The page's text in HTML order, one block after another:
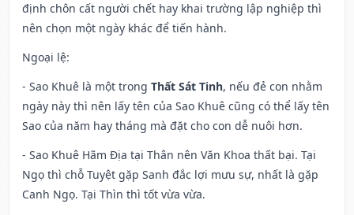
định chôn cất người chết hay khai trường lập nghiệp thì
nên chọn một ngày khác để tiến hành.
Ngoại lệ:
- Sao Khuê là một trong Thất Sát Tinh, nếu đẻ con nhằm
ngày này thì nên lấy tên của Sao Khuê cũng có thể lấy tên
Sao của năm hay tháng mà đặt cho con dễ nuôi hơn.
- Sao Khuê Hãm Địa tại Thân nên Văn Khoa thất bại. Tại
Ngọ thì chỗ Tuyệt gặp Sanh đắc lợi mưu sự, nhất là gặp
Canh Ngọ. Tại Thìn thì tốt vừa vừa.